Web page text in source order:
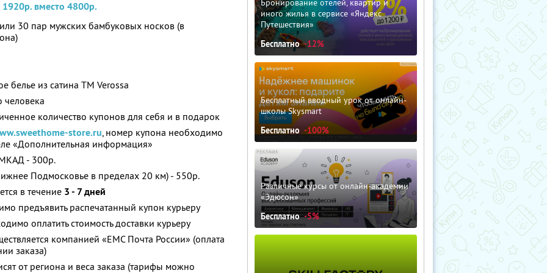
1920р. вместо 4800р.
30 пар мужских бамбуковых носков (в
белье из сатина ТМ Verossa
человека
количество купонов для себя и в подарок
store.ru, номер купона необходимо
«Дополнительная информация»
МКАД - 300р.
Подмосковье в пределах 20 км) - 550р.
в течение 3 - 7 дней
предъявить распечатанный купон курьеру
оплатить стоимость доставки курьеру
компанией «ЕМС Почта России» (оплата
заказа)
от региона и веса заказа (тарифы можно
Бронирование отелей, квартир и
иного жилья в сервисе «Яндекс
Путешествия»
Бесплатно -12%
Бесплатный вводный урок от онлайн-
школы Skysmart
Бесплатно -100%
Различные курсы от онлайн-академии
«Эдюсон»
Бесплатно -5%